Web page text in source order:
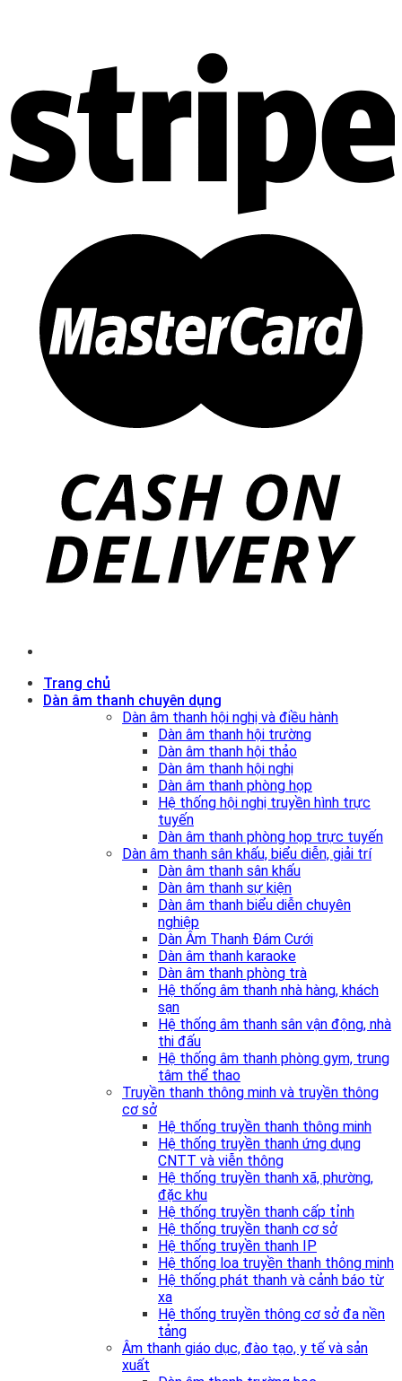
Trang chủ
Dàn âm thanh chuyên dụng
Dàn âm thanh hội nghị và điều hành
Dàn âm thanh hội trường
Dàn âm thanh hội thảo
Dàn âm thanh hội nghị
Dàn âm thanh phòng họp
Hệ thống hội nghị truyền hình trực
tuyến
Dàn âm thanh phòng họp trực tuyến
Dàn âm thanh sân khấu, biểu diễn, giải trí
Dàn âm thanh sân khấu
Dàn âm thanh sự kiện
Dàn âm thanh biểu diễn chuyên
nghiệp
Dàn Âm Thanh Đám Cưới
Dàn âm thanh karaoke
Dàn âm thanh phòng trà
Hệ thống âm thanh nhà hàng, khách
sạn
Hệ thống âm thanh sân vận động, nhà
thi đấu
Hệ thống âm thanh phòng gym, trung
tâm thể thao
Truyền thanh thông minh và truyền thông
cơ sở
Hệ thống truyền thanh thông minh
Hệ thống truyền thanh ứng dụng
CNTT và viễn thông
Hệ thống truyền thanh xã, phường,
đặc khu
Hệ thống truyền thanh cấp tỉnh
Hệ thống truyền thanh cơ sở
Hệ thống truyền thanh IP
Hệ thống loa truyền thanh thông minh
Hệ thống phát thanh và cảnh báo từ
xa
Hệ thống truyền thông cơ sở đa nền
tảng
Âm thanh giáo dục, đào tạo, y tế và sản
xuất